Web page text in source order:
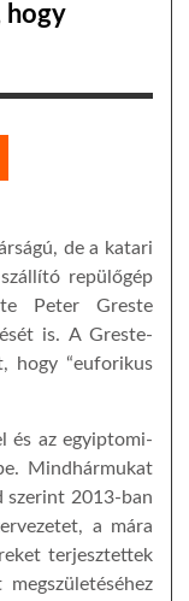
hogy
de a katari
repülőgép
Peter Greste
is. A Greste-
hogy “euforikus
és az egyiptomi-
Mindhármukat
szerint 2013-ban
a mára
terjesztettek